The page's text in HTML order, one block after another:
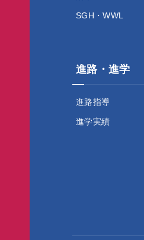
SGH・WWL
進路・進学
進路指導
進学実績